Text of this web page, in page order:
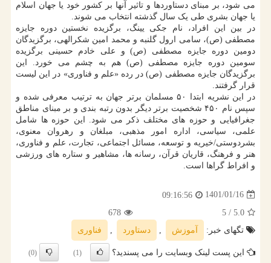
می­ شود، بر مبنای دستاوردها و تاثیر آنها بر کشور خود یا جهان اسلام
یا جهان بشری طی یک سال گذشته انتخاب می­ شوند.
در بین این افراد، نام جکی یینگ، برگزیده نخستین دوره جایزه
مصطفی (ص)، سامی ارول گلنبه و محمد امین شکرالهی، برگزیدگان
دومین دوره جایزه مصطفی (ص) و علی خادم حسینی برگزیده
سومین دوره جایزه مصطفی (ص) هم به چشم می­ خورد. این
برگزیدگان جایزه مصطفی (ص) در رده «علم و فناوری» در این لیست
قرار گرفتند.
در این نشریه ابتدا ۵۰ مسلمان برتر جهان به ترتیب معرفی شده و
سپس نام ۴۵۰ شخصیت برتر دیگر بدون رتبه ­بندی و بر مبنای مناطق
جغرافیایی و حوزه ­های مختلف ذکر می ­شود. این حوزه­ ها شامل
علمی، سیاسی، اداره امور مذهبی، مبلغان و رهروان معنوی،
بشردوستی/خیریه و توسعه، مسائل اجتماعی، تجارت، علم و فناوری،
هنر و فرهنگ، قاریان قرآن، رسانه­ ها، مشاهیر و ستاره ­های ورزشی
و افراط گراها است.
1401/01/16
09:16:56
5.0
/ 5
678
تگهای خبر:
آموزش , دستاورد , فناوری
این پست لینک وبسایت را می پسندید؟ (1)
(0)